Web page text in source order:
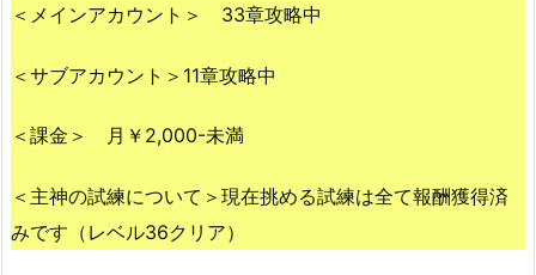
＜メインアカウント＞ 33章攻略中
＜サブアカウント＞11章攻略中
＜課金＞ 月￥2,000-未満
＜主神の試練について＞現在挑める試練は全て報酬獲得済
みです（レベル36クリア）